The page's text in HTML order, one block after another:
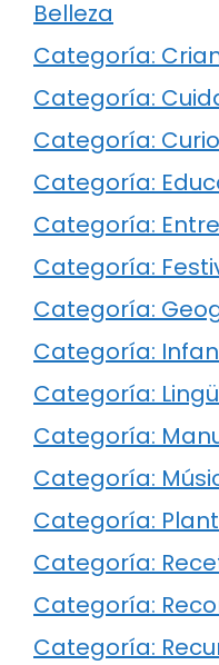
Belleza
Categoría:
Categoría:
Categoría:
Categoría:
Categoría:
Categoría:
Categoría:
Categoría:
Categoría:
Categoría:
Categoría:
Categoría:
Categoría:
Categoría:
Categoría: